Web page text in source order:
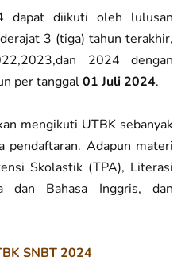
dapat diikuti oleh lulusan
3 (tiga) tahun terakhir,
2024 dengan
per tanggal01 Juli 2024.
mengikuti UTBK sebanyak
pendaftaran. Adapun materi
Skolastik (TPA), Literasi
dan Bahasa Inggris, dan
SNBT 2024